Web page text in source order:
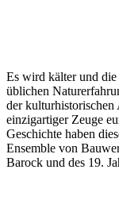
Es wird kälter und
üblichen
der
einzigartiger Zeuge
Geschichte haben
Ensemble von
Barock und des 19.